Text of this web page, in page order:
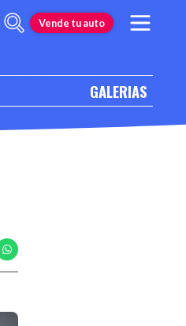
Vende tu auto
GALERIAS